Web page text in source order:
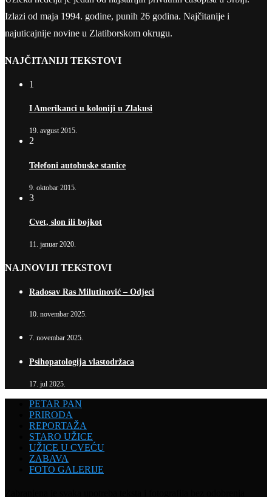
Izlazi od maja 1994. godine, punih 26 godina. Najčitanije i
najuticajnije novine u Zlatiborskom okrugu.
NAJČITANIJI TEKSTOVI
1
I Amerikanci u koloniji u Zlakusi
19. avgust 2015.
2
Telefoni autobuske stanice
9. oktobar 2015.
3
Cvet, slon ili bojkot
11. januar 2020.
NAJNOVIJI TEKSTOVI
Radosav Ras Milutinović – Odjeci
10. novembar 2025.
7. novembar 2025.
Psihopatologija vlastodržaca
17. jul 2025.
PETAR PAN
PRIRODA
REPORTAŽA
STARO UŽICE
UŽICE U CVEĆU
ZABAVA
FOTO GALERIJE